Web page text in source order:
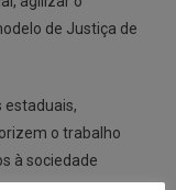
de Justiça de
estaduais,
o trabalho
à sociedade